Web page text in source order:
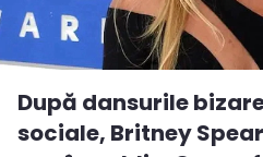
După dansurile
sociale, Britney